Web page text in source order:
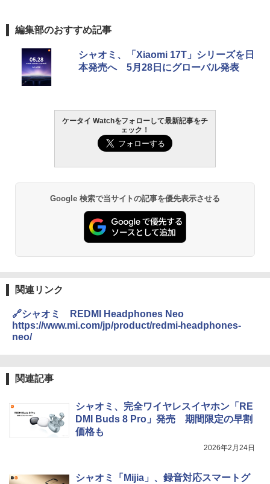
編集部のおすすめ記事
シャオミ、「Xiaomi 17T」シリーズを日
本発売へ 5月28日にグローバル発表
ケータイ Watchをフォローして最新記事をチ
ェック！
Google 検索で当サイトの記事を優先表示させる
関連リンク
🔗シャオミ REDMI Headphones Neo
https://www.mi.com/jp/product/redmi-headphones-
neo/
関連記事
シャオミ、完全ワイヤレスイヤホン「RE
DMI Buds 8 Pro」発売 期間限定の早割
価格も
2026年2月24日
シャオミ「Mijia」、録音対応スマートグ